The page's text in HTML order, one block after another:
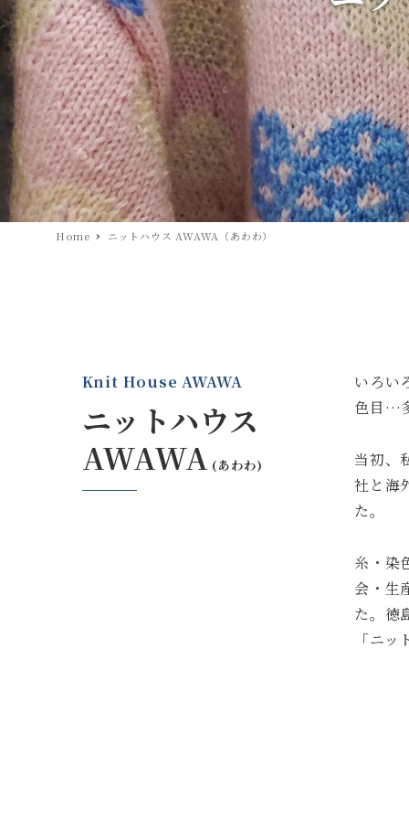
Home ニットハウス AWAWA（あわわ）
Knit House AWAWA
ニットハウス
AWAWA (あわわ)
いろい
色目…
当初、
社と海
た。
糸・染
会・生
た。徳
「ニ